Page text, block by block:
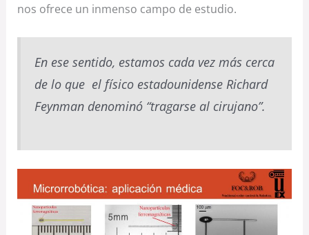
nos ofrece un inmenso campo de estudio.
En ese sentido, estamos cada vez más cerca
de lo que el físico estadounidense Richard
Feynman denominó “tragarse al cirujano”.